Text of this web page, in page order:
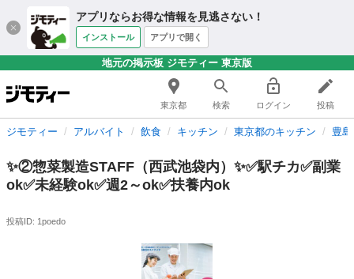
アプリならお得な情報を見逃さない！
インストール アプリで開く
地元の掲示板 ジモティー 東京版
東京都 検索 ログイン 投稿
ジモティー アルバイト 飲食 キッチン 東京都のキッチン 豊
✨②惣菜製造STAFF（西武池袋内）✨✅駅チカ✅副業
ok✅未経験ok✅週2～ok✅扶養内ok
投稿ID: 1poedo